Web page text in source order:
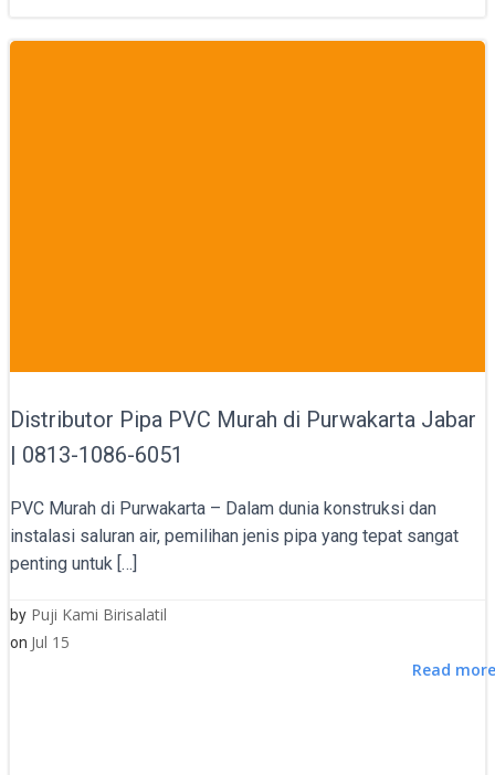
Distributor Pipa PVC Murah di Purwakarta Jabar
| 0813-1086-6051
PVC Murah di Purwakarta – Dalam dunia konstruksi dan
instalasi saluran air, pemilihan jenis pipa yang tepat sangat
penting untuk […]
by Puji Kami Birisalatil
on Jul 15
Read more